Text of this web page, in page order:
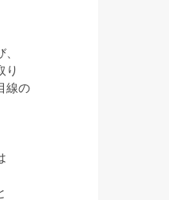
り
線の